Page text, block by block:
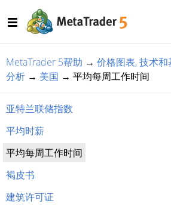
MetaTrader 5帮助 → 价格图表, 技术
分析 → 美国 → 平均每周工作时间
亚特兰联储指数
平均时薪
平均每周工作时间
褐皮书
建筑许可证